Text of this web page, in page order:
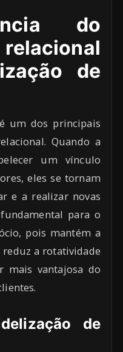
do
de
um dos principais
Quando a
um vínculo
eles se tornam
e a realizar novas
para o
pois mantém a
reduz a rotatividade
mais vantajosa do
de